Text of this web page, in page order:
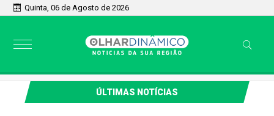
Quinta, 06 de Agosto de 2026
ÚLTIMAS NOTÍCIAS